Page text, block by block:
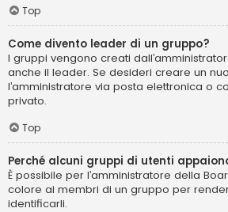
Top
Come divento leader di un gruppo?
I gruppi vengono creati
anche il leader. Se desideri creare un
l’amministratore via posta elettronica o
privato.
Top
Perché alcuni gruppi di utenti
È possibile per l’amministratore della
colore ai membri di un gruppo per
identificarli.